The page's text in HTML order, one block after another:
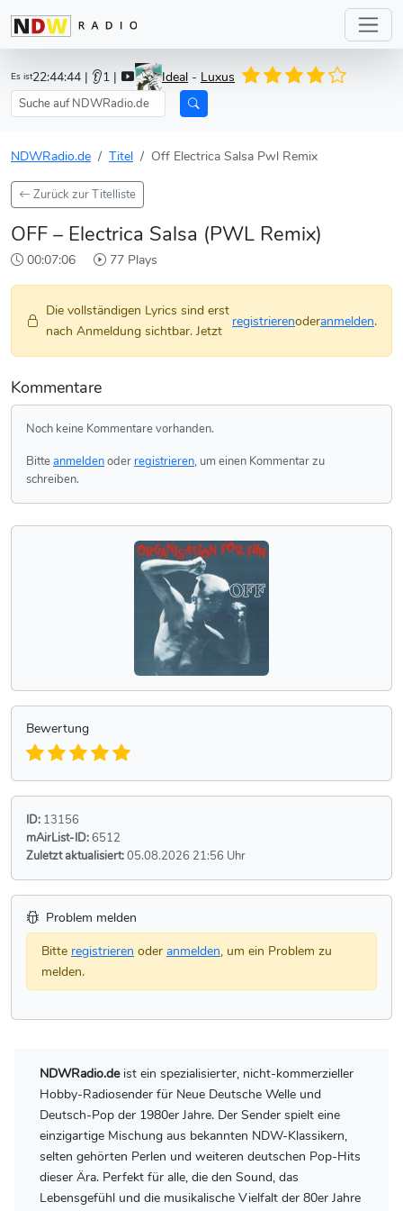
Es ist22:44:46 | 👂1 | Ideal - Luxus
NDWRadio.de Titel Off Electrica Salsa Pwl Remix
Zurück zur Titelliste
OFF – Electrica Salsa (PWL Remix)
00:07:06 77 Plays
Die vollständigen Lyrics sind erst
nach Anmeldung sichtbar. Jetzt
registrierenoderanmelden.
Kommentare
Noch keine Kommentare vorhanden.
Bitteanmeldenoder registrieren, um einen Kommentar zu
schreiben.
Bewertung
ID: 13156
mAirList-ID:6512
Zuletzt aktualisiert:05.08.2026 21:56 Uhr
Problem melden
Bitte registrieren oder anmelden, um ein Problem zu
melden.
NDWRadio.deist ein spezialisierter, nicht-kommerzieller
Hobby-Radiosender für Neue Deutsche Welle und
Deutsch-Pop der 1980er Jahre. Der Sender spielt eine
einzigartige Mischung aus bekannten NDW-Klassikern,
selten gehörten Perlen und weiteren deutschen Pop-Hits
dieser Ära. Perfekt für alle, die den Sound, das
Lebensgefühl und die musikalische Vielfalt der 80er Jahre